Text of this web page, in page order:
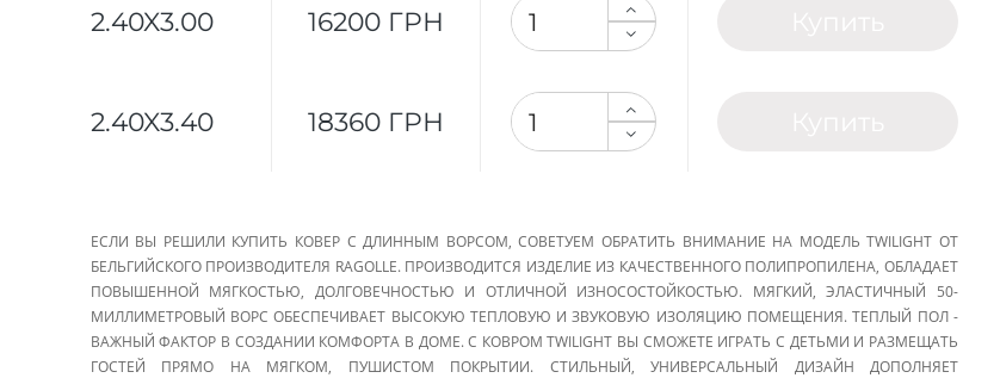
2.40X3.00 16200 ГРН
2.40X3.40 18360 ГРН
ЕСЛИ ВЫ РЕШИЛИ КУПИТЬ КОВЕР С ДЛИННЫМ ВОРСОМ, СОВЕТУЕМ ОБРАТИТЬ ВНИМАНИЕ НА МОДЕЛЬ TWILIGHT ОТ
БЕЛЬГИЙСКОГО ПРОИЗВОДИТЕЛЯ RAGOLLE. ПРОИЗВОДИТСЯ ИЗДЕЛИЕ ИЗ КАЧЕСТВЕННОГО ПОЛИПРОПИЛЕНА, ОБЛАДАЕТ
ПОВЫШЕННОЙ МЯГКОСТЬЮ, ДОЛГОВЕЧНОСТЬЮ И ОТЛИЧНОЙ ИЗНОСОСТОЙКОСТЬЮ. МЯГКИЙ, ЭЛАСТИЧНЫЙ 50-
МИЛЛИМЕТРОВЫЙ ВОРС ОБЕСПЕЧИВАЕТ ВЫСОКУЮ ТЕПЛОВУЮ И ЗВУКОВУЮ ИЗОЛЯЦИЮ ПОМЕЩЕНИЯ. ТЕПЛЫЙ ПОЛ -
ВАЖНЫЙ ФАКТОР В СОЗДАНИИ КОМФОРТА В ДОМЕ. С КОВРОМ TWILIGHT ВЫ СМОЖЕТЕ ИГРАТЬ С ДЕТЬМИ И РАЗМЕЩАТЬ
ГОСТЕЙ ПРЯМО НА МЯГКОМ, ПУШИСТОМ ПОКРЫТИИ. СТИЛЬНЫЙ, УНИВЕРСАЛЬНЫЙ ДИЗАЙН ДОПОЛНЯЕТ